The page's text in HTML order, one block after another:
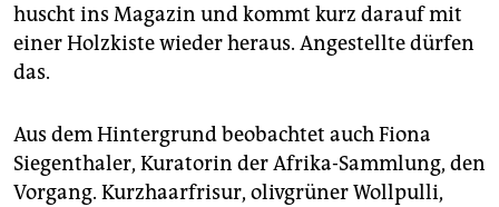
huscht ins Magazin und kommt kurz darauf mit
einer Holzkiste wieder heraus. Angestellte dürfen
das.
Aus dem Hintergrund beobachtet auch Fiona
Siegenthaler, Kuratorin der Afrika-Sammlung, den
Vorgang. Kurzhaarfrisur, olivgrüner Wollpulli,